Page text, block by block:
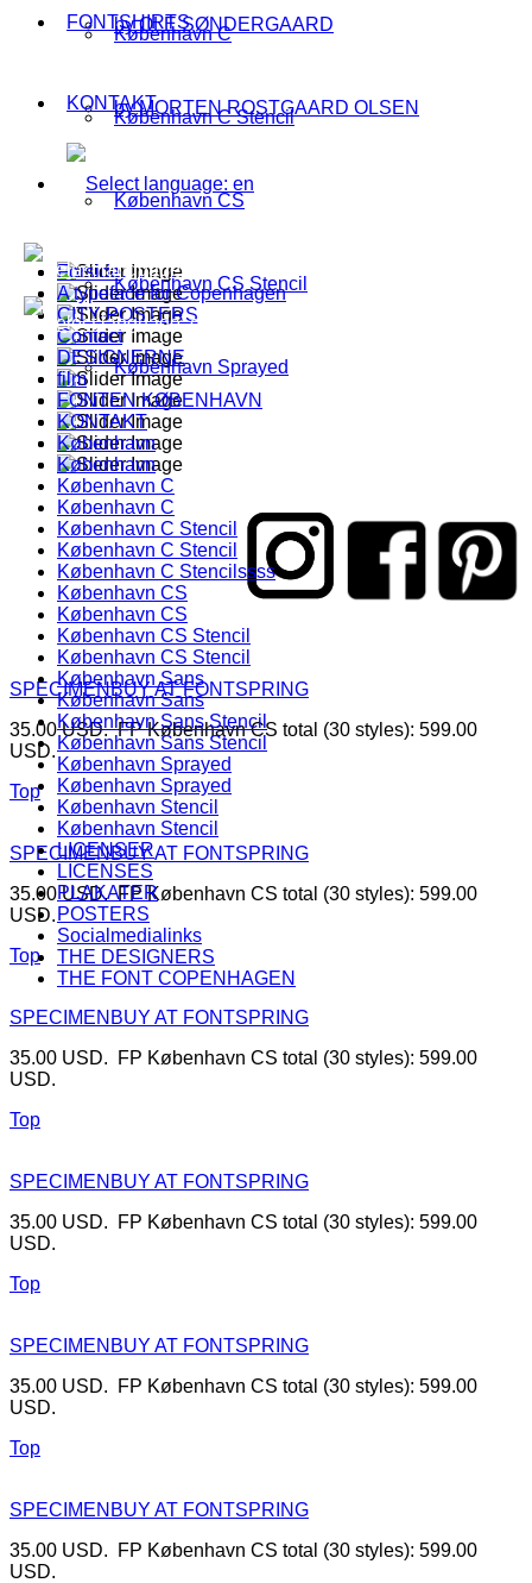
København C
København C Stencil
København CS
København CS Stencil
København Sprayed
by OLE SØNDERGAARD
by MORTEN ROSTGAARD OLSEN
FONTSHIRTS
KONTAKT
Forside
A typeface for Copenhagen
CITY-POSTERS
Contact
DESIGNERNE
film
FONTEN KØBENHAVN
KONTAKT
København
København
København C
København C
København C Stencil
København C Stencil
København C Stencilssss
København CS
København CS
København CS Stencil
København CS Stencil
København Sans
København Sans
København Sans Stencil
København Sans Stencil
København Sprayed
København Sprayed
København Stencil
København Stencil
LICENSER
LICENSES
PLAKATER
POSTERS
Socialmedialinks
THE DESIGNERS
THE FONT COPENHAGEN
SPECIMENBUY AT FONTSPRING
35.00 USD. FP København CS total (30 styles): 599.00
USD.
Top
SPECIMENBUY AT FONTSPRING
35.00 USD. FP København CS total (30 styles): 599.00
USD.
Top
SPECIMEN BUY AT FONTSPRING
35.00 USD. FP København CS total (30 styles): 599.00
USD.
Top
SPECIMEN BUY AT FONTSPRING
35.00 USD. FP København CS total (30 styles): 599.00
USD.
Top
SPECIMEN BUY AT FONTSPRING
35.00 USD. FP København CS total (30 styles): 599.00
USD.
Top
SPECIMEN BUY AT FONTSPRING
35.00 USD. FP København CS total (30 styles): 599.00
USD.